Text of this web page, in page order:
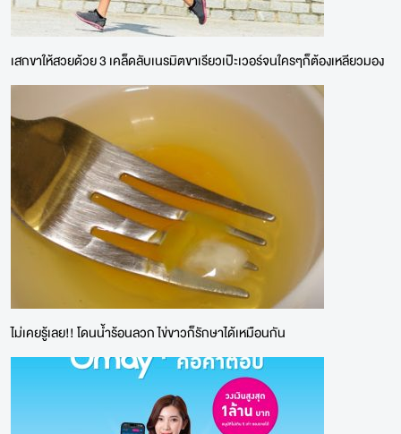
เสกขาให้สวยด้วย 3 เคล็ดลับเนรมิตขาเรียวเป๊ะเวอร์จนใครๆก็ต้องเหลียวมอง
ไม่เคยรู้เลย!! โดนน้ำร้อนลวก ไข่ขาวก็รักษาได้เหมือนกัน